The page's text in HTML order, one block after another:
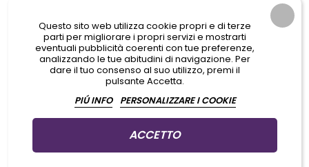
Batteria ricaricabile originale per FLUID misura 18500
Compatibile con tutte le versioni Fluid V1, V2 e V2+
Questo sito web utilizza cookie propri e di terze
parti per migliorare i propri servizi e mostrarti
eventuali pubblicità coerenti con tue preferenze,
analizzando le tue abitudini di navigazione. Per
dare il tuo consenso al suo utilizzo, premi il
pulsante Accetta.
PIÚ INFO
PERSONALIZZARE I COOKIE
ACCETTO